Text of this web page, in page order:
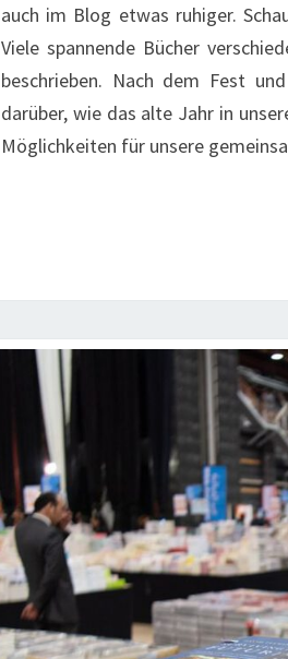
auch im Blog etwas ruhiger.
Viele spannende Bücher
beschrieben. Nach dem Fest
darüber, wie das alte Jahr in
Möglichkeiten für unsere